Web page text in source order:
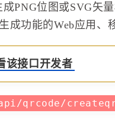
PNG位图或SVG矢
功能的Web应用、
该接口开发者
qrcode/